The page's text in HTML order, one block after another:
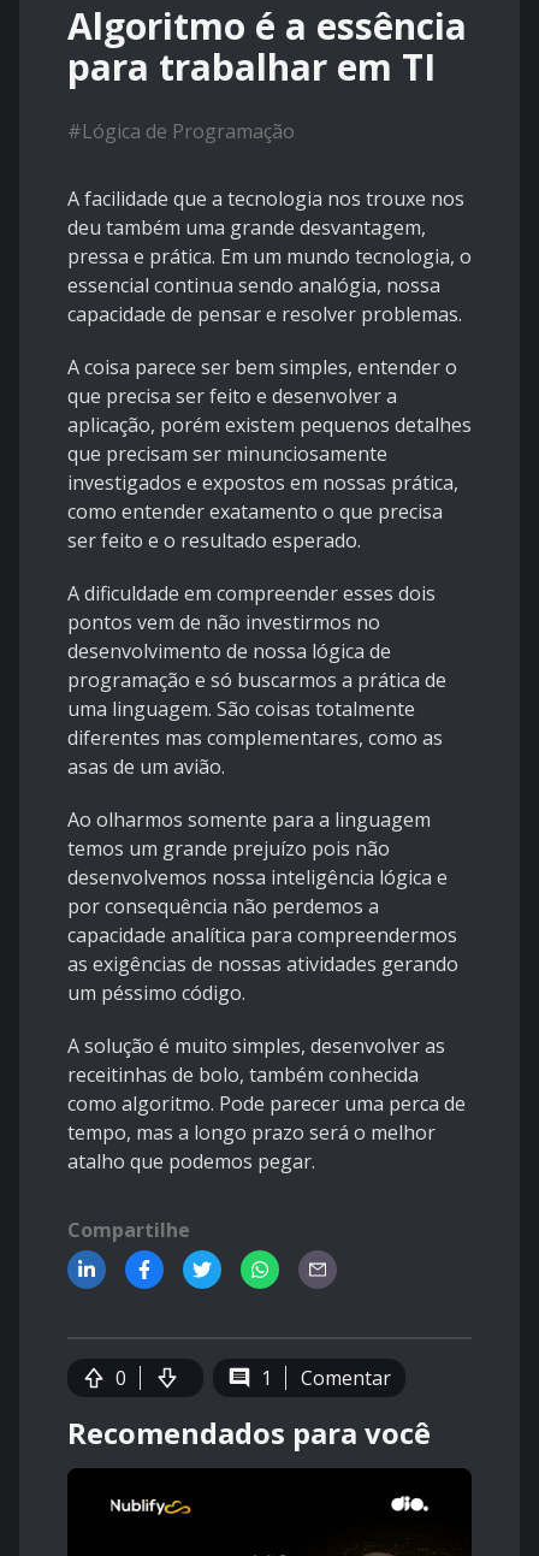
Algoritmo é a essência
para trabalhar em TI
#Lógica de Programação
A facilidade que a tecnologia nos trouxe nos
deu também uma grande desvantagem,
pressa e prática. Em um mundo tecnologia, o
essencial continua sendo analógia, nossa
capacidade de pensar e resolver problemas.
A coisa parece ser bem simples, entender o
que precisa ser feito e desenvolver a
aplicação, porém existem pequenos detalhes
que precisam ser minunciosamente
investigados e expostos em nossas prática,
como entender exatamento o que precisa
ser feito e o resultado esperado.
A dificuldade em compreender esses dois
pontos vem de não investirmos no
desenvolvimento de nossa lógica de
programação e só buscarmos a prática de
uma linguagem. São coisas totalmente
diferentes mas complementares, como as
asas de um avião.
Ao olharmos somente para a linguagem
temos um grande prejuízo pois não
desenvolvemos nossa inteligência lógica e
por consequência não perdemos a
capacidade analítica para compreendermos
as exigências de nossas atividades gerando
um péssimo código.
A solução é muito simples, desenvolver as
receitinhas de bolo, também conhecida
como algoritmo. Pode parecer uma perca de
tempo, mas a longo prazo será o melhor
atalho que podemos pegar.
Compartilhe
0 1 Comentar
Recomendados para você